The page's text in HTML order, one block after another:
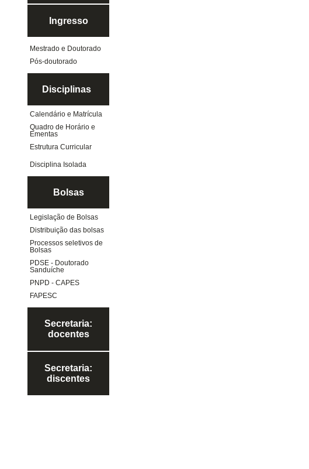
Ingresso
Mestrado e Doutorado
Pós-doutorado
Disciplinas
Calendário e Matrícula
Quadro de Horário e
Ementas
Estrutura Curricular
Disciplina Isolada
Bolsas
Legislação de Bolsas
Distribuição das bolsas
Processos seletivos de
Bolsas
PDSE - Doutorado
Sanduíche
PNPD - CAPES
FAPESC
Secretaria:
docentes
Secretaria:
discentes